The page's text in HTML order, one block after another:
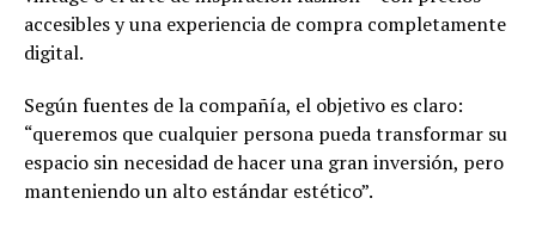
accesibles y una experiencia de compra completamente
digital.
Según fuentes de la compañía, el objetivo es claro:
“queremos que cualquier persona pueda transformar su
espacio sin necesidad de hacer una gran inversión, pero
manteniendo un alto estándar estético”.